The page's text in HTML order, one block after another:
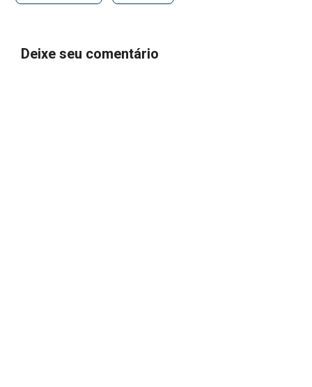
Deixe seu comentário